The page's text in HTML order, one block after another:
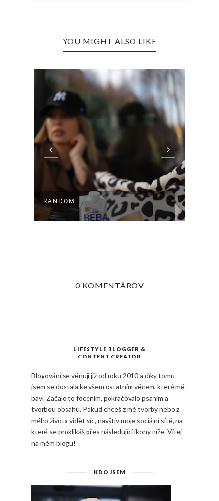
YOU MIGHT ALSO LIKE
RANDOM
0 KOMENTÁROV
LIFESTYLE BLOGGER &
CONTENT CREATOR
Blogování se věnuji již od roku 2010 a díky tomu
jsem se dostala ke všem ostatním věcem, které mě
baví. Začalo to focením, pokračovalo psaním a
tvorbou obsahu. Pokud chceš z mé tvorby nebo z
mého života vidět víc, navštiv moje sociální sítě, na
které se proklikáš přes následující ikony níže. Vítej
na mém blogu!
KDO JSEM